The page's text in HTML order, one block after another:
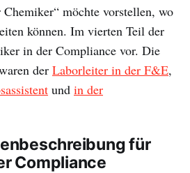
möchte vorstellen, wo
können. Im vierten Teil der
in der Compliance vor. Die
der Laborleiter in der F&E,
und in der
für
Compliance